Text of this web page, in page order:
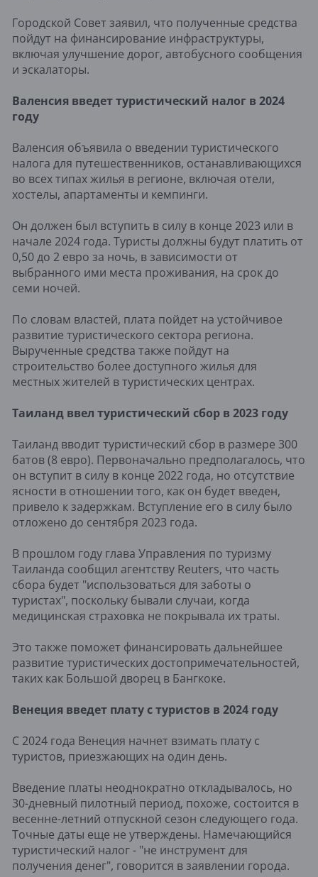
Городской Совет заявил, что полученные средства
пойдут на финансирование инфраструктуры,
включая улучшение дорог, автобусного сообщения
и эскалаторы.
Валенсия введет туристический налог в 2024
году
Валенсия объявила о введении туристического
налога для путешественников, останавливающихся
во всех типах жилья в регионе, включая отели,
хостелы, апартаменты и кемпинги.
Он должен был вступить в силу в конце 2023 или в
начале 2024 года. Туристы должны будут платить от
0,50 до 2 евро за ночь, в зависимости от
выбранного ими места проживания, на срок до
семи ночей.
По словам властей, плата пойдет на устойчивое
развитие туристического сектора региона.
Вырученные средства также пойдут на
строительство более доступного жилья для
местных жителей в туристических центрах.
Таиланд ввел туристический сбор в 2023 году
Таиланд вводит туристический сбор в размере 300
батов (8 евро). Первоначально предполагалось, что
он вступит в силу в конце 2022 года, но отсутствие
ясности в отношении того, как он будет введен,
привело к задержкам. Вступление его в силу было
отложено до сентября 2023 года.
В прошлом году глава Управления по туризму
Таиланда сообщил агентству Reuters, что часть
сбора будет "использоваться для заботы о
туристах", поскольку бывали случаи, когда
медицинская страховка не покрывала их траты.
Это также поможет финансировать дальнейшее
развитие туристических достопримечательностей,
таких как Большой дворец в Бангкоке.
Венеция введет плату с туристов в 2024 году
С 2024 года Венеция начнет взимать плату с
туристов, приезжающих на один день.
Введение платы неоднократно откладывалось, но
30-дневный пилотный период, похоже, состоится в
весенне-летний отпускной сезон следующего года.
Точные даты еще не утверждены. Намечающийся
туристический налог - "не инструмент для
получения денег", говорится в заявлении города.